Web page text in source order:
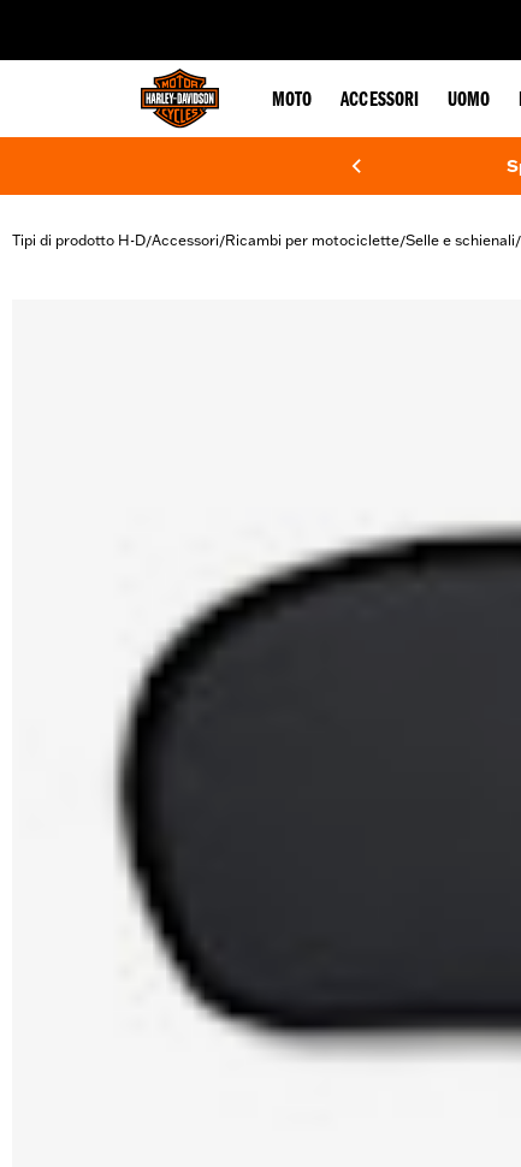
MOTO ACCESSORI UOMO
Tipi di prodotto H-D/Accessori/Ricambi per motociclette/Selle e schienali/